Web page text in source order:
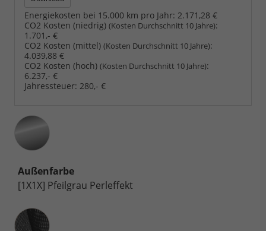
Energiekosten bei 15.000 km pro Jahr: 2.171,28 €
CO2 Kosten (niedrig) (Kosten Durchschnitt 10 Jahre):
1.701,- €
CO2 Kosten (mittel) (Kosten Durchschnitt 10 Jahre):
4.039,88 €
CO2 Kosten (hoch) (Kosten Durchschnitt 10 Jahre):
6.237,- €
Jahressteuer: 280,- €
Außenfarbe
[1X1X] Pfeilgrau Perleffekt
Innenausstattung